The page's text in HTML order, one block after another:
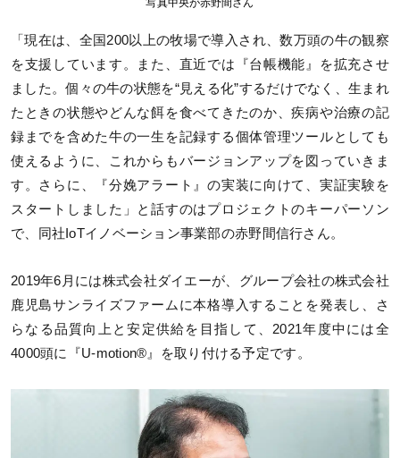
写真中央が赤野間さん
「現在は、全国200以上の牧場で導入され、数万頭の牛の観察
を支援しています。また、直近では『台帳機能』を拡充させ
ました。個々の牛の状態を“見える化”するだけでなく、生まれ
たときの状態やどんな餌を食べてきたのか、疾病や治療の記
録までを含めた牛の一生を記録する個体管理ツールとしても
使えるように、これからもバージョンアップを図っていきま
す。さらに、『分娩アラート』の実装に向けて、実証実験を
スタートしました」と話すのはプロジェクトのキーパーソン
で、同社IoTイノベーション事業部の赤野間信行さん。
2019年6月には株式会社ダイエーが、グループ会社の株式会社
鹿児島サンライズファームに本格導入することを発表し、さ
らなる品質向上と安定供給を目指して、2021年度中には全
4000頭に『U-motion®』を取り付ける予定です。